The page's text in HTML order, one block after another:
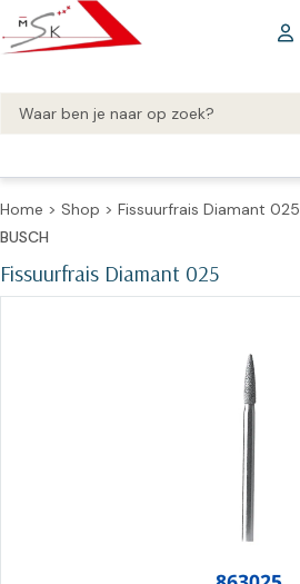
Home > Shop > Fissuurfrais Diamant 025
Fissuurfrais Diamant 025
BUSCH